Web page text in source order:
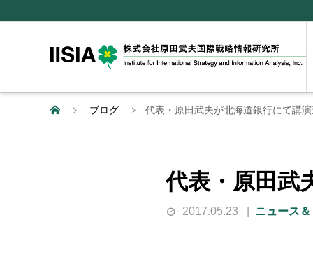
ブログ 代表・原田武夫が北海道銀行にて講
代表・原田武
2017.05.23 ニュース